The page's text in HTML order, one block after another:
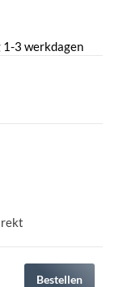
1-3 werkdagen
Bestellen